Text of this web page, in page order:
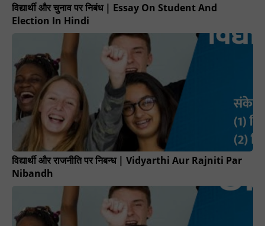
विद्यार्थी और चुनाव पर निबंध | Essay On Student And
Election In Hindi
विद्यार्थी और राजनीति पर निबन्ध | Vidyarthi Aur Rajniti Par
Nibandh